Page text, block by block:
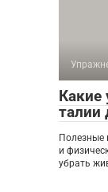
Какие
талии
Полезные
и
убрать